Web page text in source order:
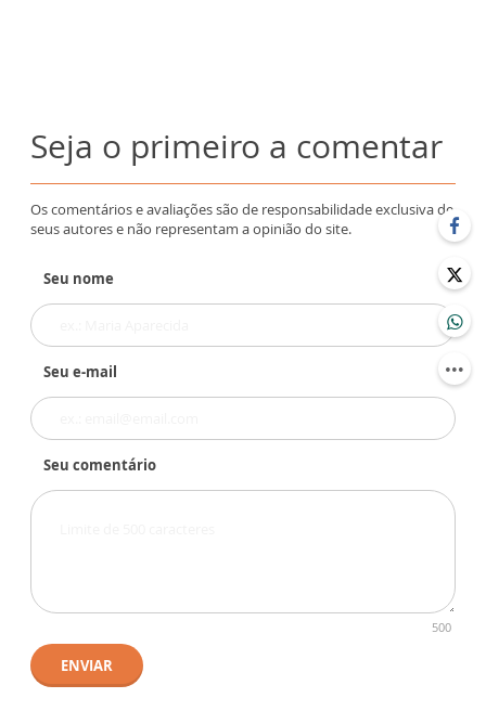
Seja o primeiro a comentar
Os comentários e avaliações são de responsabilidade exclusiva de
seus autores e não representam a opinião do site.
Seu nome
Seu e-mail
Seu comentário
500
ENVIAR